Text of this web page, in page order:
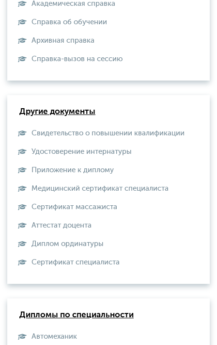
Академическая справка
Справка об обучении
Архивная справка
Справка-вызов на сессию
Другие документы
Свидетельство о повышении квалификации
Удостоверение интернатуры
Приложение к диплому
Медицинский сертификат специалиста
Сертификат массажиста
Аттестат доцента
Диплом ординатуры
Сертификат специалиста
Дипломы по специальности
Автомеханик